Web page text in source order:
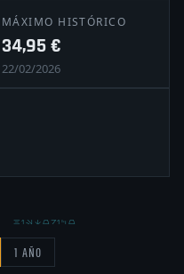
MÁXIMO HISTÓRICO
34,95 €
22/02/2026
HISTORICO
1 AÑO